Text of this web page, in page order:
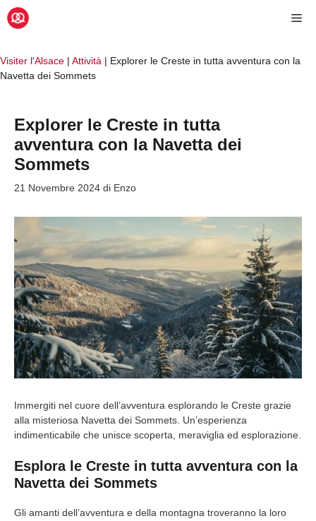
Vai
Visiter l'Alsace | Attività | Explorer le Creste in tutta avventura con la
Navetta dei Sommets
Explorer le Creste in tutta
avventura con la Navetta dei
Sommets
21 Novembre 2024 di Enzo
Immergiti nel cuore dell’avventura esplorando le Creste grazie
alla misteriosa Navetta dei Sommets. Un’esperienza
indimenticabile che unisce scoperta, meraviglia ed esplorazione.
Esplora le Creste in tutta avventura con la
Navetta dei Sommets
Gli amanti dell’avventura e della montagna troveranno la loro